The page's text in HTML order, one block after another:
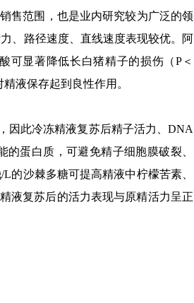
售范围，也是业内研究较为广泛的领
、路径速度、直线速度表现较优。阿
可显著降低长白猪精子的损伤（P＜
液保存起到良性作用。
此冷冻精液复苏后精子活力、DNA
蛋白质，可避免精子细胞膜破裂、
的沙棘多糖可提高精液中柠檬苦素、
液复苏后的活力表现与原精活力呈正